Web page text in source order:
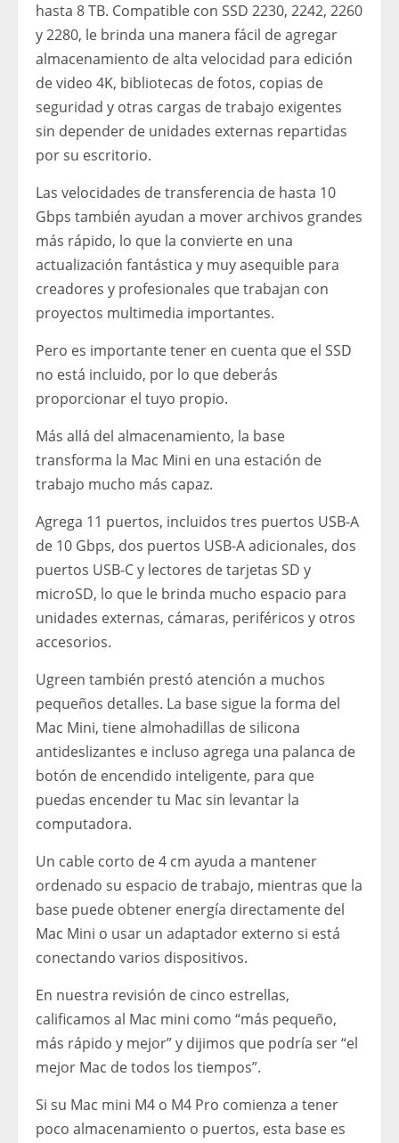
hasta 8 TB. Compatible con SSD 2230, 2242, 2260
y 2280, le brinda una manera fácil de agregar
almacenamiento de alta velocidad para edición
de video 4K, bibliotecas de fotos, copias de
seguridad y otras cargas de trabajo exigentes
sin depender de unidades externas repartidas
por su escritorio.
Las velocidades de transferencia de hasta 10
Gbps también ayudan a mover archivos grandes
más rápido, lo que la convierte en una
actualización fantástica y muy asequible para
creadores y profesionales que trabajan con
proyectos multimedia importantes.
Pero es importante tener en cuenta que el SSD
no está incluido, por lo que deberás
proporcionar el tuyo propio.
Más allá del almacenamiento, la base
transforma la Mac Mini en una estación de
trabajo mucho más capaz.
Agrega 11 puertos, incluidos tres puertos USB-A
de 10 Gbps, dos puertos USB-A adicionales, dos
puertos USB-C y lectores de tarjetas SD y
microSD, lo que le brinda mucho espacio para
unidades externas, cámaras, periféricos y otros
accesorios.
Ugreen también prestó atención a muchos
pequeños detalles. La base sigue la forma del
Mac Mini, tiene almohadillas de silicona
antideslizantes e incluso agrega una palanca de
botón de encendido inteligente, para que
puedas encender tu Mac sin levantar la
computadora.
Un cable corto de 4 cm ayuda a mantener
ordenado su espacio de trabajo, mientras que la
base puede obtener energía directamente del
Mac Mini o usar un adaptador externo si está
conectando varios dispositivos.
En nuestra revisión de cinco estrellas,
calificamos al Mac mini como “más pequeño,
más rápido y mejor” y dijimos que podría ser “el
mejor Mac de todos los tiempos”.
Si su Mac mini M4 o M4 Pro comienza a tener
poco almacenamiento o puertos, esta base es